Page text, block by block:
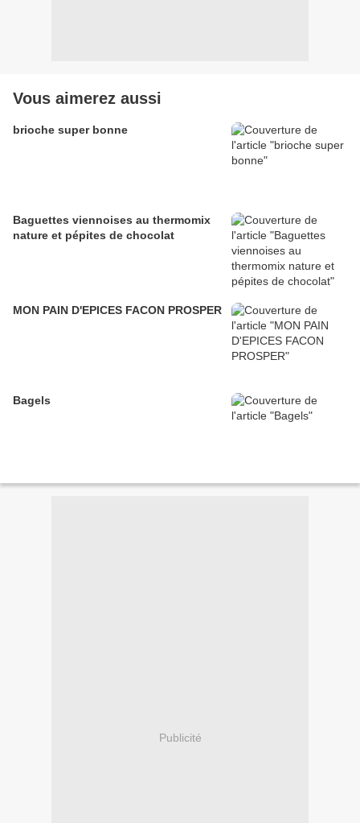
Vous aimerez aussi
brioche super bonne
Baguettes viennoises au thermomix
nature et pépites de chocolat
MON PAIN D'EPICES FACON PROSPER
Bagels
Publicité